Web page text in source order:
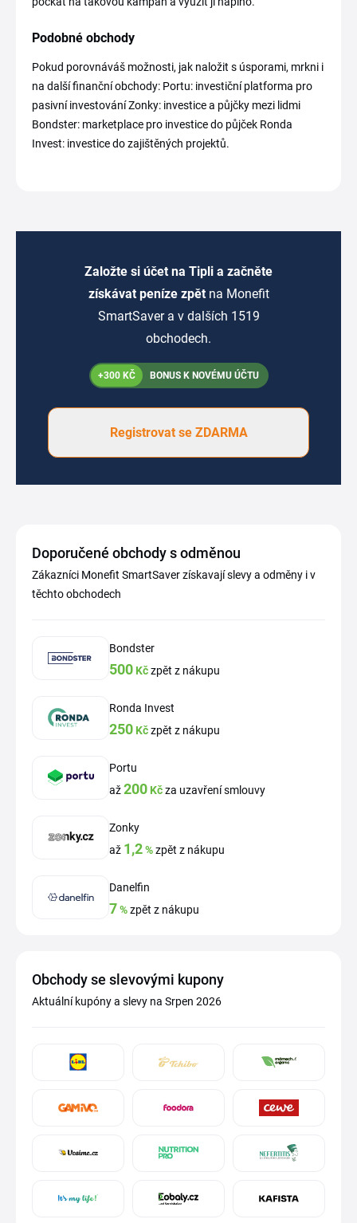
Podobné obchody
Pokud porovnáváš možnosti, jak naložit s úsporami, mrkni i
na další finanční obchody: Portu: investiční platforma pro
pasivní investování Zonky: investice a půjčky mezi lidmi
Bondster: marketplace pro investice do půjček Ronda
Invest: investice do zajištěných projektů.
Založte si účet na Tipli a začněte
získávat peníze zpět na Monefit
SmartSaver a v dalších 1519
obchodech.
+300 KČ BONUS K NOVÉMU ÚČTU
Registrovat se ZDARMA
Doporučené obchody s odměnou
Zákazníci Monefit SmartSaver získavají slevy a odměny i v
těchto obchodech
Bondster
500 Kčzpět z nákupu
Ronda Invest
250 Kčzpět z nákupu
Portu
až200 Kčza uzavření smlouvy
Zonky
až 1,2%zpět z nákupu
Danelfin
7%zpět z nákupu
Obchody se slevovými kupony
Aktuální kupóny a slevy na Srpen 2026